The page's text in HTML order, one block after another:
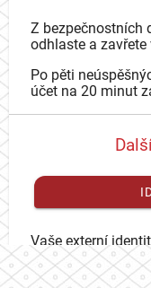
Z bezpečnostních
odhlaste a
Po pěti
účet na 20 minut
Vaše externí
se mohli přihlásit